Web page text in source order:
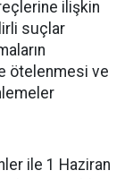
ilişkin
suçlar
ötelenmesi ve
ile 1 Haziran